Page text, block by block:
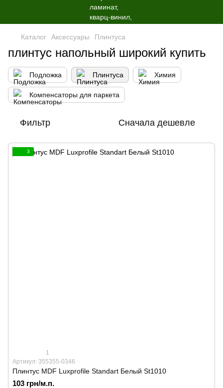
Каталог Аксессуары Плинтуса
плинтус напольный широкий купить
Подложка Плинтуса Химия
Компенсаторы для паркета
Фильтр Сначала дешевле
3
1
Артикул: 355355-0346
Плинтус MDF Luxprofile Standart Белый St1010
103 грн/м.п.